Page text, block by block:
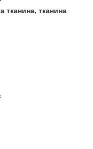
тканина, тканина